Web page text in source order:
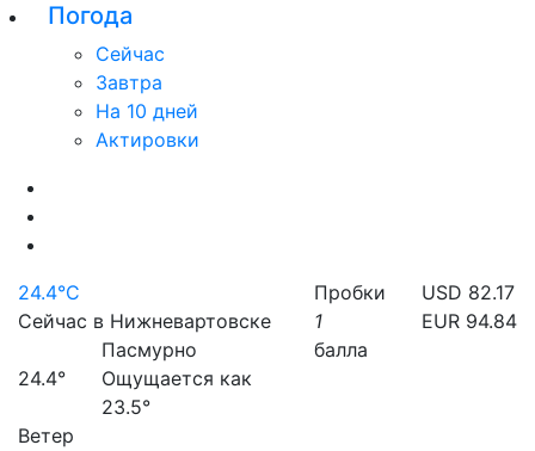
24.4°C
Сейчас в Нижневартовске
24.4°
Пасмурно
Ощущается как
23.5°
Ветер
Пробки
1
балла
USD 82.17
EUR 94.84
Погода
Сейчас
Завтра
На 10 дней
Актировки